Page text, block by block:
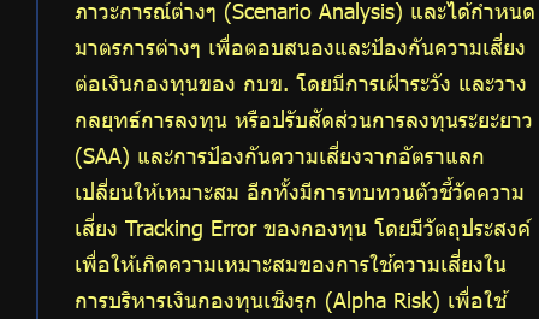
ภาวะการณ์ต่างๆ (Scenario Analysis) และได้กำหนด
มาตรการต่างๆ เพื่อตอบสนองและป้องกันความเสี่ยง
ต่อเงินกองทุนของ กบข. โดยมีการเฝ้าระวัง และวาง
กลยุทธ์การลงทุน หรือปรับสัดส่วนการลงทุนระยะยาว
(SAA) และการป้องกันความเสี่ยงจากอัตราแลก
เปลี่ยนให้เหมาะสม อีกทั้งมีการทบทวนตัวชี้วัดความ
เสี่ยง Tracking Error ของกองทุน โดยมีวัตถุประสงค์
เพื่อให้เกิดความเหมาะสมของการใช้ความเสี่ยงใน
การบริหารเงินกองทุนเชิงรุก (Alpha Risk) เพื่อใช้